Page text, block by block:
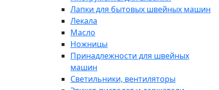
Лапки для бытовых швейных машин
Лекала
Масло
Ножницы
Принадлежности для швейных
машин
Светильники, вентиляторы